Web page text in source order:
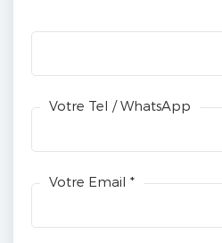
Votre Tel / WhatsApp
Votre Email *